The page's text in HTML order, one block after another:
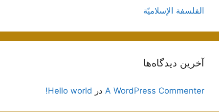
الفلسفة الإسلاميّة
آخرین دیدگاه‌ها
A WordPress Commenter در Hello world!